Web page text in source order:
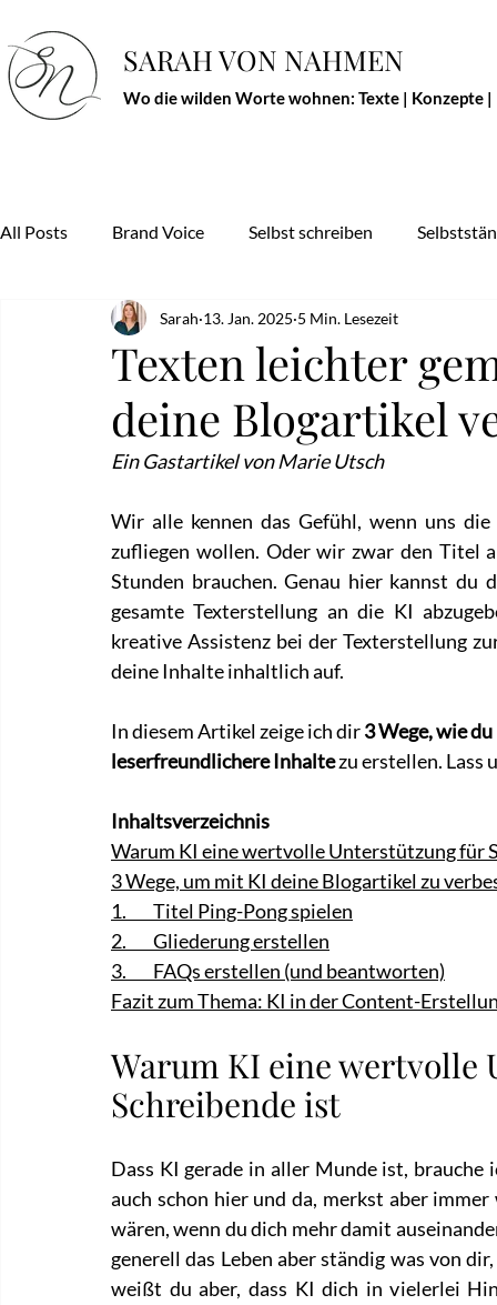
SARAH VON NAHMEN
Wo die wilden Worte wohnen: Texte | Konzepte |
All Posts Brand Voice Selbst schreiben
Texten leichter
deine Blogartikel
Sarah 13. Jan. 2025 5 Min. Lesezeit
Ein Gastartikel von Marie Utsch
Wir alle kennen das Gefühl, wenn uns
zufliegen wollen. Oder wir zwar den Titel
Stunden brauchen. Genau hier kannst du
gesamte Texterstellung an die KI
kreative Assistenz bei der Texterstellung
deine Inhalte inhaltlich auf.
In diesem Artikel zeige ich dir 3 Wege, wie
leserfreundlichere Inhalte zu erstellen. Lass
Inhaltsverzeichnis
Warum KI eine wertvolle Unterstützung für
3 Wege, um mit KI deine Blogartikel zu
1.        Titel Ping-Pong spielen
2.        Gliederung erstellen
3.        FAQs erstellen (und beantworten)
Fazit zum Thema: KI in der Content-
Warum KI eine
Schreibende ist
Dass KI gerade in aller Munde ist,
auch schon hier und da, merkst aber
wären, wenn du dich mehr damit
generell das Leben aber ständig was von
weißt du aber, dass KI dich in vielerlei